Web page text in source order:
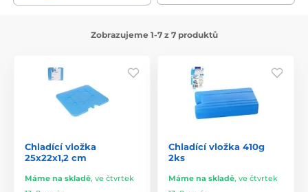
Zobrazujeme 1-7 z 7 produktů
Chladící vložka
25x22x1,2 cm
Máme na skladě, ve čtvrtek
Chladící vložka 410g
2ks
Máme na skladě, ve čtvrtek